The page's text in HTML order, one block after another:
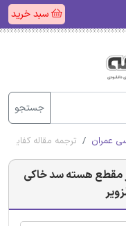
سبد خرید
جستجو
عمران ترجمه مقاله
مقطع هسته سد خاکی